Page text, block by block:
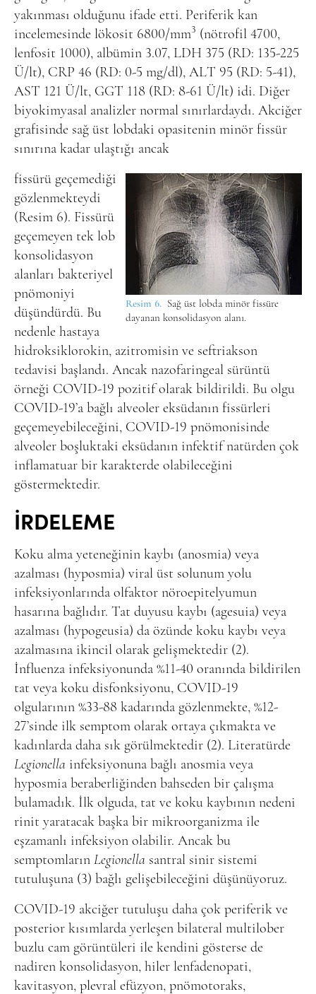
yakınması olduğunu ifade etti. Periferik kan
incelemesinde lökosit 6800/mm3 (nötrofil 4700,
lenfosit 1000), albümin 3.07, LDH 375 (RD: 135-225
Ü/lt), CRP 46 (RD: 0-5 mg/dl), ALT 95 (RD: 5-41),
AST 121 Ü/lt, GGT 118 (RD: 8-61 Ü/lt) idi. Diğer
biyokimyasal analizler normal sınırlardaydı. Akciğer
grafisinde sağ üst lobdaki opasitenin minör fissür
sınırına kadar ulaştığı ancak
Resim 6. Sağ üst lobda minör fissüre
dayanan konsolidasyon alanı.
fissürü geçemediği
gözlenmekteydi
(Resim 6). Fissürü
geçemeyen tek lob
konsolidasyon
alanları bakteriyel
pnömoniyi
düşündürdü. Bu
nedenle hastaya
hidroksiklorokin, azitromisin ve seftriakson
tedavisi başlandı. Ancak nazofaringeal sürüntü
örneği COVID-19 pozitif olarak bildirildi. Bu olgu
COVID-19’a bağlı alveoler eksüdanın fissürleri
geçemeyebileceğini, COVID-19 pnömonisinde
alveoler boşluktaki eksüdanın infektif natürden çok
inflamatuar bir karakterde olabileceğini
göstermektedir.
İRDELEME
Koku alma yeteneğinin kaybı (anosmia) veya
azalması (hyposmia) viral üst solunum yolu
infeksiyonlarında olfaktor nöroepitelyumun
hasarına bağlıdır. Tat duyusu kaybı (agesuia) veya
azalması (hypogeusia) da özünde koku kaybı veya
azalmasına ikincil olarak gelişmektedir (2).
İnfluenza infeksiyonunda %11-40 oranında bildirilen
tat veya koku disfonksiyonu, COVID-19
olgularının %33-88 kadarında gözlenmekte, %12-
27’sinde ilk semptom olarak ortaya çıkmakta ve
kadınlarda daha sık görülmektedir (2). Literatürde
Legionella infeksiyonuna bağlı anosmia veya
hyposmia beraberliğinden bahseden bir çalışma
bulamadık. İlk olguda, tat ve koku kaybının nedeni
rinit yaratacak başka bir mikroorganizma ile
eşzamanlı infeksiyon olabilir. Ancak bu
semptomların Legionella santral sinir sistemi
tutuluşuna (3) bağlı gelişebileceğini düşünüyoruz.
COVID-19 akciğer tutuluşu daha çok periferik ve
posterior kısımlarda yerleşen bilateral multilober
buzlu cam görüntüleri ile kendini gösterse de
nadiren konsolidasyon, hiler lenfadenopati,
kavitasyon, plevral efüzyon, pnömotoraks,